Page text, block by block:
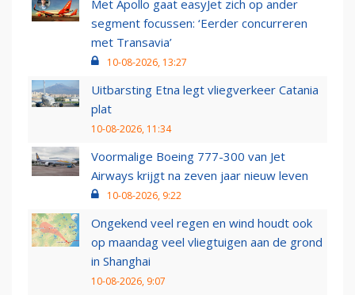
Met Apollo gaat easyJet zich op ander
segment focussen: ‘Eerder concurreren
met Transavia’
10-08-2026, 13:27
Uitbarsting Etna legt vliegverkeer Catania
plat
10-08-2026, 11:34
Voormalige Boeing 777-300 van Jet
Airways krijgt na zeven jaar nieuw leven
10-08-2026, 9:22
Ongekend veel regen en wind houdt ook
op maandag veel vliegtuigen aan de grond
in Shanghai
10-08-2026, 9:07